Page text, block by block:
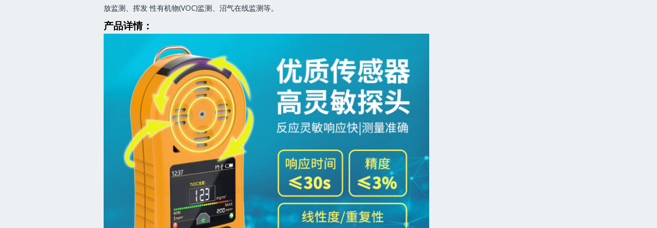
放监测、挥发 性有机物(VOC)监测、沼气在线监测等。
产品详情：